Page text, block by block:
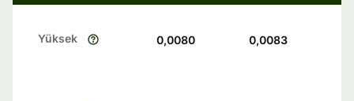
Yüksek 0,0080 0,0083